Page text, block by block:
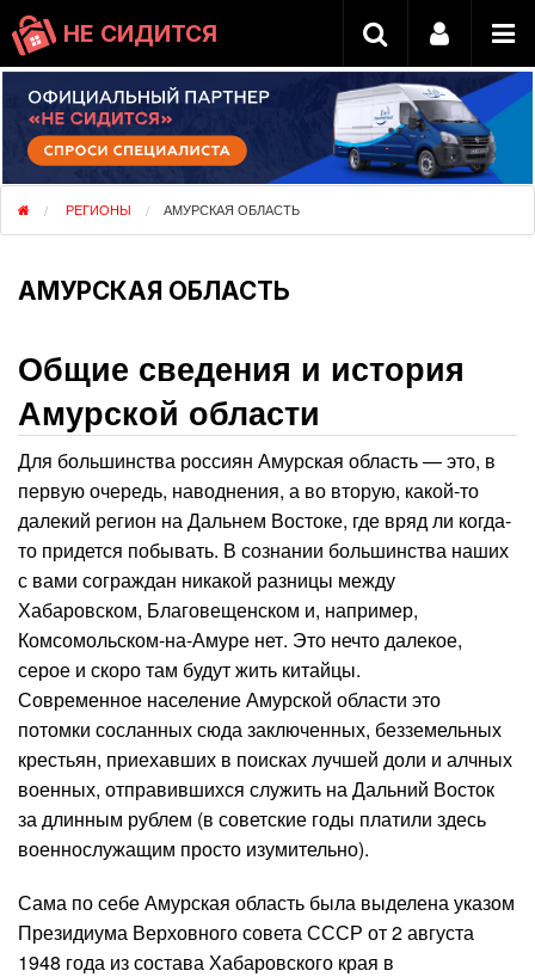
НЕ СИДИТСЯ
РЕГИОНЫ АМУРСКАЯ ОБЛАСТЬ
АМУРСКАЯ ОБЛАСТЬ
Общие сведения и история
Амурской области
Для большинства россиян Амурская область — это, в
первую очередь, наводнения, а во вторую, какой-то
далекий регион на Дальнем Востоке, где вряд ли когда-
то придется побывать. В сознании большинства наших
с вами сограждан никакой разницы между
Хабаровском, Благовещенском и, например,
Комсомольском-на-Амуре нет. Это нечто далекое,
серое и скоро там будут жить китайцы.
Современное население Амурской области это
потомки сосланных сюда заключенных, безземельных
крестьян, приехавших в поисках лучшей доли и алчных
военных, отправившихся служить на Дальний Восток
за длинным рублем (в советские годы платили здесь
военнослужащим просто изумительно).
Сама по себе Амурская область была выделена указом
Президиума Верховного совета СССР от 2 августа
1948 года из состава Хабаровского края в